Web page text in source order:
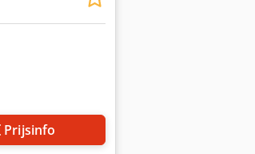
Prijsinfo